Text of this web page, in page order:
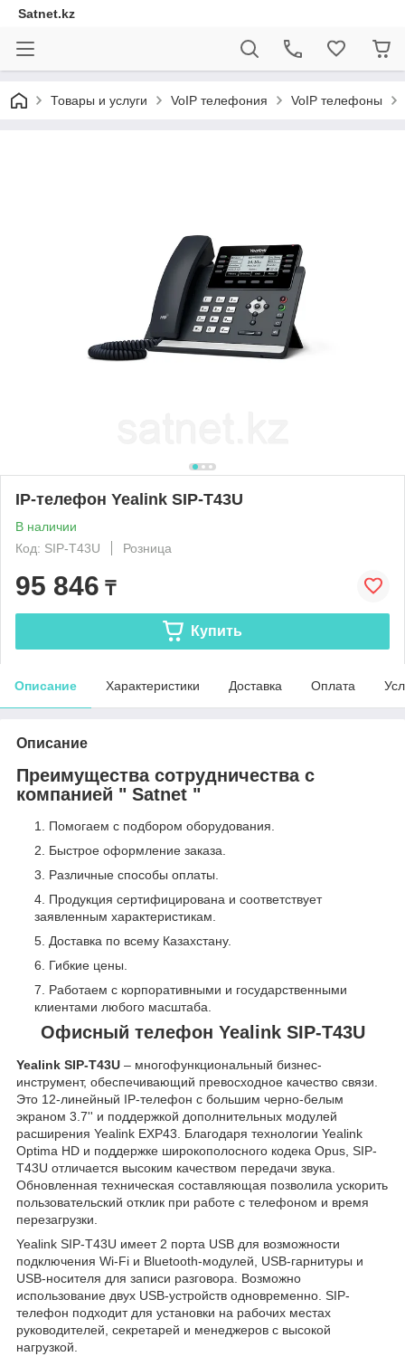
Satnet.kz
Товары и услуги VoIP телефония VoIP телефоны
IP-телефон Yealink SIP-T43U
В наличии
Код: SIP-T43U
Розница
95 846 ₸
Купить
Описание Характеристики Доставка Оплата
Описание
Преимущества сотрудничества с
компанией " Satnet "
Помогаем с подбором оборудования.
Быстрое оформление заказа.
Различные способы оплаты.
Продукция сертифицирована и соответствует
заявленным характеристикам.
Доставка по всему Казахстану.
Гибкие цены.
Работаем с корпоративными и государственными
клиентами любого масштаба.
Офисный телефон Yealink SIP-T43U
Yealink SIP-T43U – многофункциональный бизнес-
инструмент, обеспечивающий превосходное качество связи.
Это 12-линейный IP-телефон с большим черно-белым
экраном 3.7'' и поддержкой дополнительных модулей
расширения Yealink EXP43. Благодаря технологии Yealink
Optima HD и поддержке широкополосного кодека Opus, SIP-
T43U отличается высоким качеством передачи звука.
Обновленная техническая составляющая позволила ускорить
пользовательский отклик при работе с телефоном и время
перезагрузки.
Yealink SIP-T43U имеет 2 порта USB для возможности
подключения Wi-Fi и Bluetooth-модулей, USB-гарнитуры и
USB-носителя для записи разговора. Возможно
использование двух USB-устройств одновременно. SIP-
телефон подходит для установки на рабочих местах
руководителей, секретарей и менеджеров с высокой
нагрузкой.